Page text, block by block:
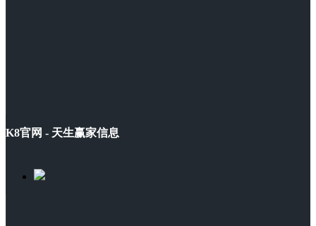
K8官网 - 天生赢家信息